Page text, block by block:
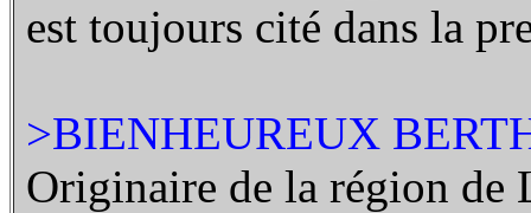
est toujours cité dans la
>BIENHEUREUX
Originaire de la région de